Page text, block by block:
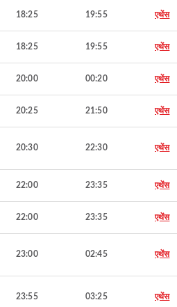
18:25 19:55 एथेंस
18:25 19:55 एथेंस
20:00 00:20 एथेंस
20:25 21:50 एथेंस
20:30 22:30 एथेंस
22:00 23:35 एथेंस
22:00 23:35 एथेंस
23:00 02:45 एथेंस
23:55 03:25 एथेंस